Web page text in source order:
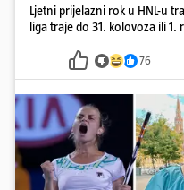
Ljetni prijelazni rok u HNL-u
liga traje do 31. kolovoza ili 1.
76